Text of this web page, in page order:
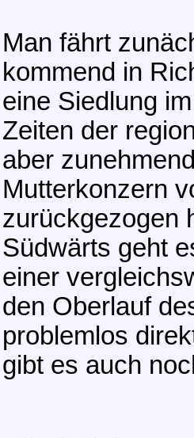
Man fährt
kommend in
eine Siedlung
Zeiten der
aber
Mutterkonzern
zurückgezogen
Südwärts geht
einer
den Oberlauf
problemlos
gibt es auch